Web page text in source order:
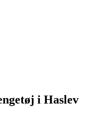
i Haslev